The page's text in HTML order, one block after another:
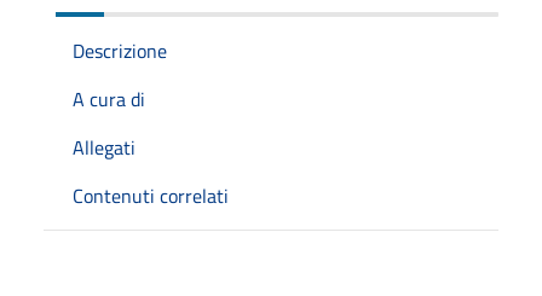
Descrizione
A cura di
Allegati
Contenuti correlati